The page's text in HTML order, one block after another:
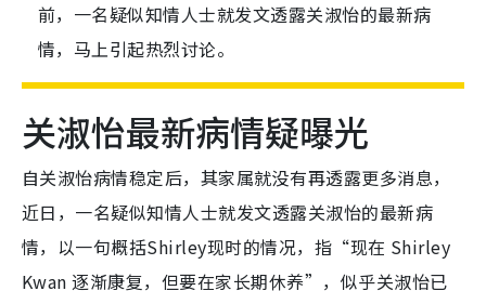
前，一名疑似知情人士就发文透露关淑怡的最新病
情，马上引起热烈讨论。
关淑怡最新病情疑曝光
自关淑怡病情稳定后，其家属就没有再透露更多消息，
近日，一名疑似知情人士就发文透露关淑怡的最新病
情，以一句概括Shirley现时的情况，指“现在 Shirley
Kwan 逐渐康复，但要在家长期休养”，似乎关淑怡已